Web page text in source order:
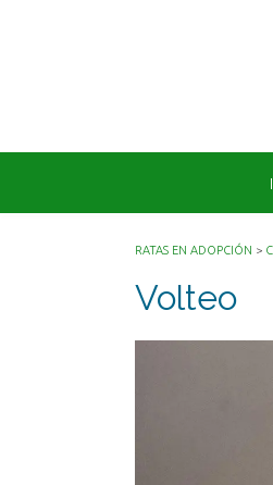
RATAS EN ADOPCIÓN >
Volteo